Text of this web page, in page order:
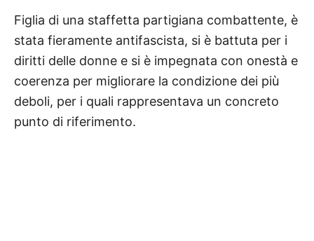
Figlia di una staffetta partigiana combattente, è
stata fieramente antifascista, si è battuta per i
diritti delle donne e si è impegnata con onestà e
coerenza per migliorare la condizione dei più
deboli, per i quali rappresentava un concreto
punto di riferimento.